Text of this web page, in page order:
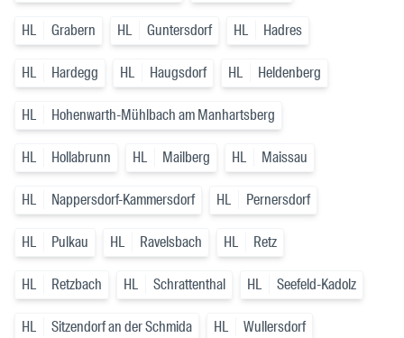
HL Grabern HL Guntersdorf HL Hadres
HL Hardegg HL Haugsdorf HL Heldenberg
HL Hohenwarth-Mühlbach am Manhartsberg
HL Hollabrunn HL Mailberg HL Maissau
HL Nappersdorf-Kammersdorf HL Pernersdorf
HL Pulkau HL Ravelsbach HL Retz
HL Retzbach HL Schrattenthal HL Seefeld-Kadolz
HL Sitzendorf an der Schmida HL Wullersdorf